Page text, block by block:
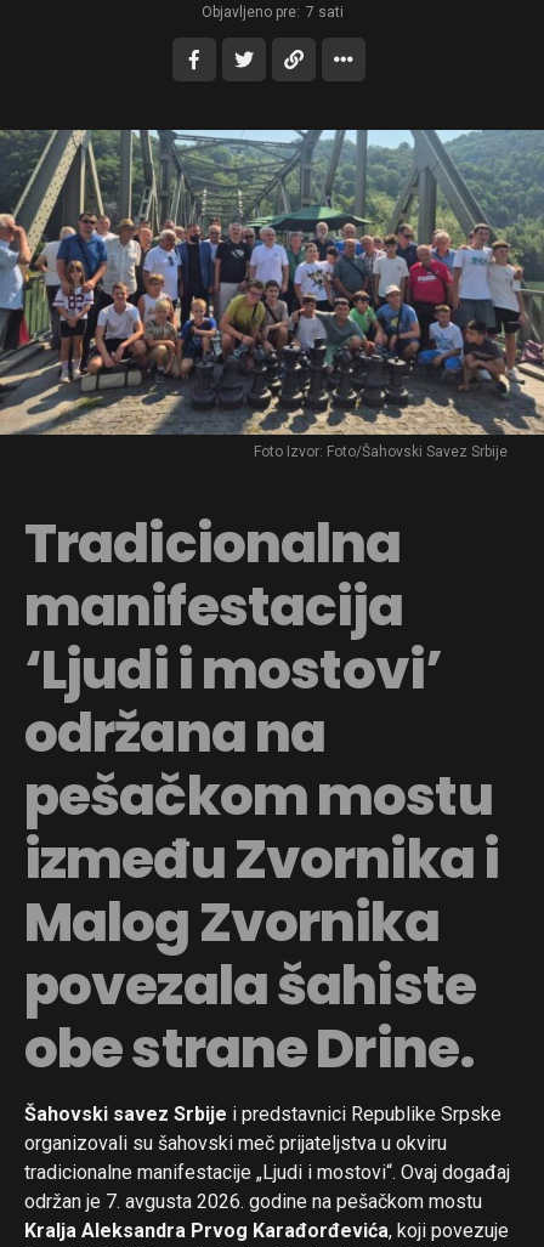
Objavljeno pre: 7 sati
Foto Izvor: Foto/Šahovski Savez Srbije
Tradicionalna
manifestacija
‘Ljudi i mostovi’
održana na
pešačkom mostu
između Zvornika i
Malog Zvornika
povezala šahiste
obe strane Drine.
Šahovski savez Srbije i predstavnici Republike Srpske
organizovali su šahovski meč prijateljstva u okviru
tradicionalne manifestacije „Ljudi i mostovi“. Ovaj događaj
održan je 7. avgusta 2026. godine na pešačkom mostu
Kralja Aleksandra Prvog Karađorđevića, koji povezuje